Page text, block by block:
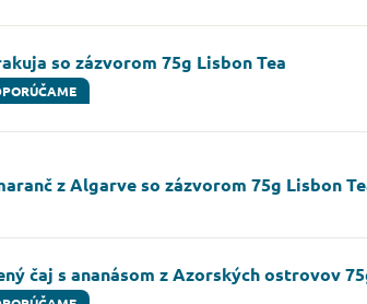
so zázvorom 75g Lisbon Tea
z Algarve so zázvorom 75g Lisbon
čaj s ananásom z Azorských ostrovov